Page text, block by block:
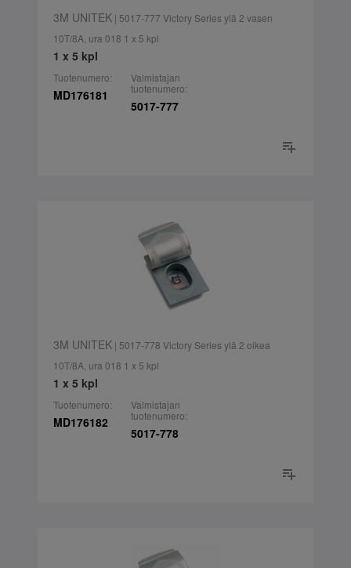
3M UNITEK| 5017-777 Victory Series ylä 2 vasen
10T/8A, ura 018 1 x 5 kpl
1 x 5 kpl
Tuotenumero:
MD176181
Valmistajan
tuotenumero:
5017-777
3M UNITEK| 5017-778 Victory Series ylä 2 oikea
10T/8A, ura 018 1 x 5 kpl
1 x 5 kpl
Tuotenumero:
MD176182
Valmistajan
tuotenumero:
5017-778